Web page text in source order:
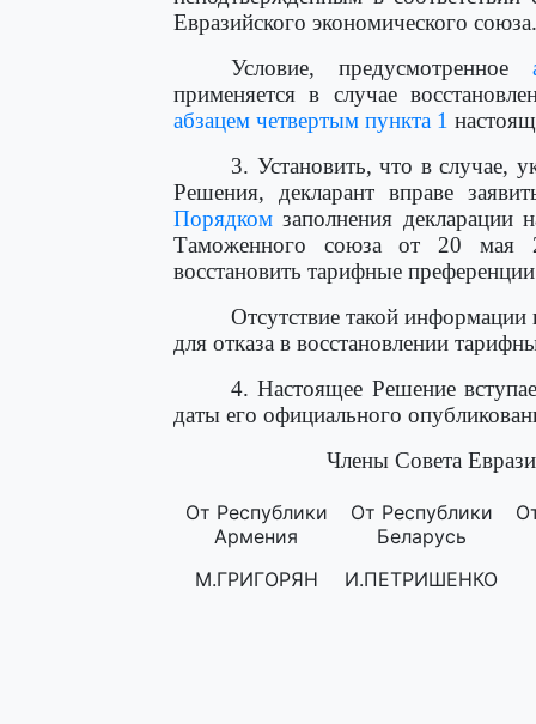
Евразийского экономического союза.
Условие, предусмотренное
применяется в случае
абзацем четвертым пункта 1
3. Установить, что в случае,
Решения, декларант вправе
Порядком заполнения
Таможенного союза от 20
восстановить тарифные
Отсутствие такой информации
для отказа в восстановлении
4. Настоящее Решение
даты его официального
Члены Совета
От Республики
Армения
М.ГРИГОРЯН
От Республики
Беларусь
И.ПЕТРИШЕНКО